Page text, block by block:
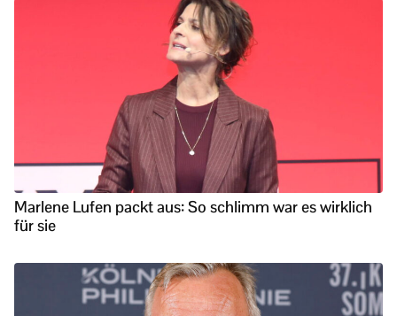
Marlene Lufen packt aus: So schlimm war es wirklich
für sie